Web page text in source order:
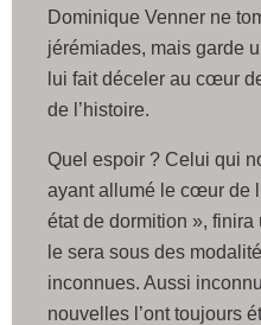
Dominique Venner ne
jérémiades, mais garde
lui fait déceler au cœur
de l’histoire.
Quel espoir ? Celui qui
ayant allumé le cœur de
état de dormition », finira
le sera sous des
inconnues. Aussi
nouvelles l’ont toujours